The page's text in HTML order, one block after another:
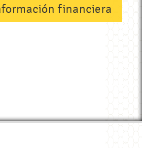
financiera